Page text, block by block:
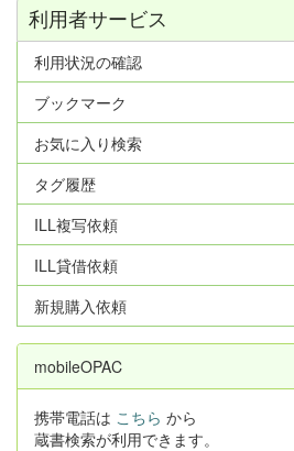
利用者サービス
利用状況の確認
ブックマーク
お気に入り検索
タグ履歴
ILL複写依頼
ILL貸借依頼
新規購入依頼
mobileOPAC
携帯電話は こちら から
蔵書検索が利用できます。